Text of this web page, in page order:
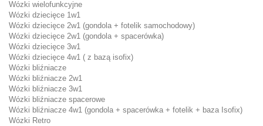
Wózki wielofunkcyjne
Wózki dziecięce 1w1
Wózki dziecięce 2w1 (gondola + fotelik samochodowy)
Wózki dziecięce 2w1 (gondola + spacerówka)
Wózki dziecięce 3w1
Wózki dziecięce 4w1 ( z bazą isofix)
Wózki bliźniacze
Wózki bliźniacze 2w1
Wózki bliźniacze 3w1
Wózki bliźniacze spacerowe
Wózki bliźniacze 4w1 (gondola + spacerówka + fotelik + baza Isofix)
Wózki Retro